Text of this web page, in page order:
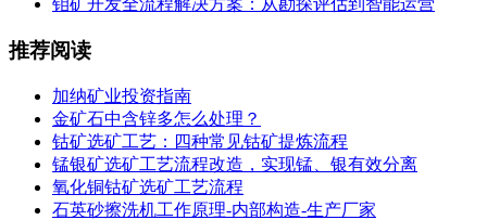
钼矿开发全流程解决方案：从勘探评估到智能运营
推荐阅读
加纳矿业投资指南
金矿石中含锌多怎么处理？
钴矿选矿工艺：四种常见钴矿提炼流程
锰银矿选矿工艺流程改造，实现锰、银有效分离
氧化铜钴矿选矿工艺流程
石英砂擦洗机工作原理-内部构造-生产厂家